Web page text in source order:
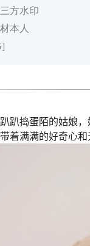
方水印
本人
趴捣蛋陌的姑娘
着满满的好奇心